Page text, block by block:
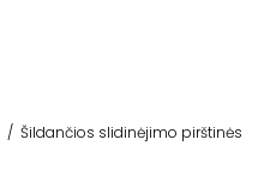
/ Šildančios slidinėjimo pirštinės